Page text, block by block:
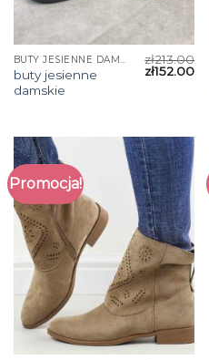
BUTY JESIENNE DAMSKIE
buty jesienne
damskie
zł213.00
zł152.00
Promocja!